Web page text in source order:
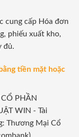
cung cấp Hóa đơn
phiếu xuất kho,
đủ.
tiền mặt hoặc
PHẦN
WIN - Tài
Thương Mại Cổ